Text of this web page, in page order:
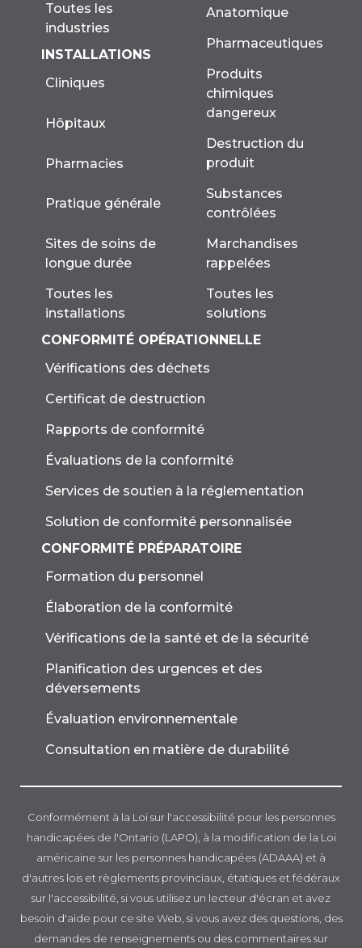
Toutes les
industries
INSTALLATIONS
Cliniques
Hôpitaux
Pharmacies
Pratique générale
Sites de soins de
longue durée
Toutes les
installations
Anatomique
Pharmaceutiques
Produits
chimiques
dangereux
Destruction du
produit
Substances
contrôlées
Marchandises
rappelées
Toutes les
solutions
CONFORMITÉ OPÉRATIONNELLE
Vérifications des déchets
Certificat de destruction
Rapports de conformité
Évaluations de la conformité
Services de soutien à la réglementation
Solution de conformité personnalisée
CONFORMITÉ PRÉPARATOIRE
Formation du personnel
Élaboration de la conformité
Vérifications de la santé et de la sécurité
Planification des urgences et des
déversements
Évaluation environnementale
Consultation en matière de durabilité
Conformément à la Loi sur l'accessibilité pour les personnes
handicapées de l'Ontario (LAPO), à la modification de la Loi
américaine sur les personnes handicapées (ADAAA) et à
d'autres lois et règlements provinciaux, étatiques et fédéraux
sur l'accessibilité, si vous utilisez un lecteur d'écran et avez
besoin d'aide pour ce site Web, si vous avez des questions, des
demandes de renseignements ou des commentaires sur